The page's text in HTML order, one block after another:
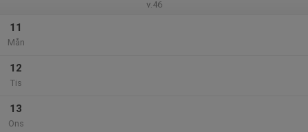
v.46
11
Mån
12
Tis
13
Ons